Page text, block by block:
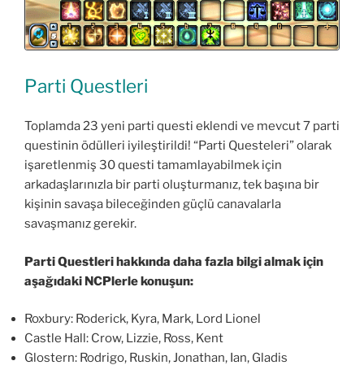
Parti Questleri
Toplamda 23 yeni parti questi eklendi ve mevcut 7 parti
questinin ödülleri iyileştirildi! “Parti Questeleri” olarak
işaretlenmiş 30 questi tamamlayabilmek için
arkadaşlarınızla bir parti oluşturmanız, tek başına bir
kişinin savaşa bileceğinden güçlü canavalarla
savaşmanız gerekir.
Parti Questleri hakkında daha fazla bilgi almak için
aşağıdaki NCPlerle konuşun:
Roxbury: Roderick, Kyra, Mark, Lord Lionel
Castle Hall: Crow, Lizzie, Ross, Kent
Glostern: Rodrigo, Ruskin, Jonathan, Ian, Gladis